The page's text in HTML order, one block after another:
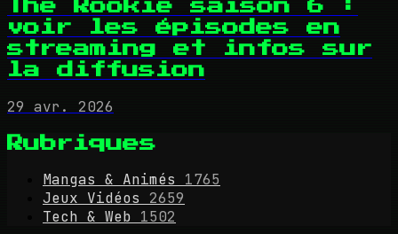
The Rookie saison 6 :
voir les épisodes en
streaming et infos sur
la diffusion
29 avr. 2026
Rubriques
Mangas & Animés
1765
Jeux Vidéos
2659
Tech & Web 1502